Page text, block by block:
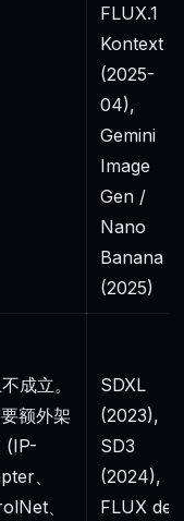
FLUX.1
Kontext
(2025-
04),
Gemini
Image
Gen /
Nano
Banana
(2025)
成立。
额外架
(IP-
、
、
SDXL
(2023),
SD3
(2024),
FLUX dev